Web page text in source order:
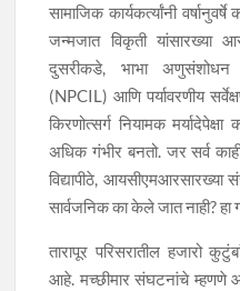
सामाजिक कार्यकर्त्यांनी
जन्मजात विकृती यांसारख्या
दुसरीकडे, भाभा
(NPCIL) आणि पर्यावरणीय
किरणोत्सर्ग नियामक
अधिक गंभीर बनतो. जर सर्व
विद्यापीठे, आयसीएमआरसारख्या
सार्वजनिक का केले जात नाही?
तारापूर परिसरातील हजारो
आहे. मच्छीमार संघटनांचे म्हणणे